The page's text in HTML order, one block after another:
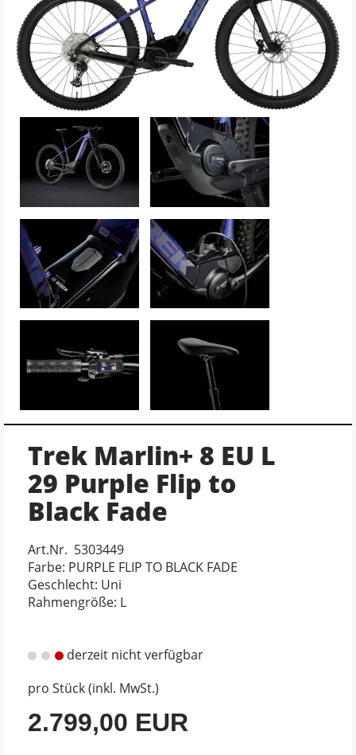
Trek Marlin+ 8 EU L
29 Purple Flip to
Black Fade
Art.Nr. 5303449
Farbe: PURPLE FLIP TO BLACK FADE
Geschlecht: Uni
Rahmengröße: L
derzeit nicht verfügbar
pro Stück (inkl. MwSt.)
2.799,00 EUR